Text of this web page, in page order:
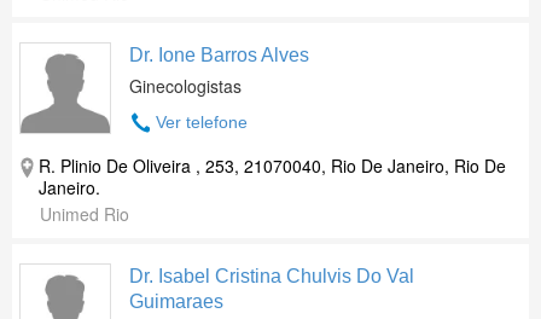
Dr. Ione Barros Alves
Ginecologistas
Ver telefone
R. Plinio De Oliveira , 253, 21070040, Rio De Janeiro, Rio De
Janeiro.
Unimed Rio
Dr. Isabel Cristina Chulvis Do Val
Guimaraes